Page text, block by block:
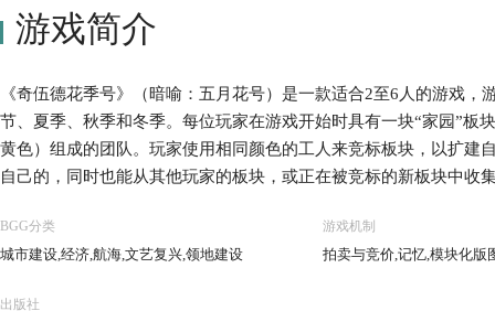
游戏简介
《奇伍德花季号》（暗喻：五月花号）是一款适合2至6人的游戏
节、夏季、秋季和冬季。每位玩家在游戏开始时具有一块“家园”板
黄色）组成的团队。玩家使用相同颜色的工人来竞标板块，以扩建
自己的，同时也能从其他玩家的板块，或正在被竞标的新板块中收
木料等主要资源的技能。在冬季中，玩家选择竞标的每个村庄板块
分。zui终由村庄和工人产生zui多胜利分的玩家赢得游戏胜利。 《
BGG分类
城市建设,经济,航海,文艺复兴,领地建设
游戏机制
拍卖与竞价,记忆,模块化版
出版社